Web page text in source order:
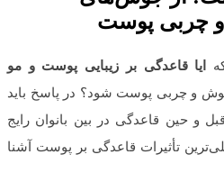
چربی پوست
ایا قاعدگی بر زیبایی پوست و مو
و چربی پوست شود؟ در پاسخ باید
و حین قاعدگی در بین بانوان رایج
تأثیرات قاعدگی بر پوست آشنا